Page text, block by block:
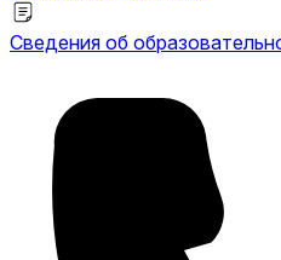
Сведения об